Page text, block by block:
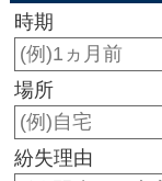
時期
場所
紛失理由